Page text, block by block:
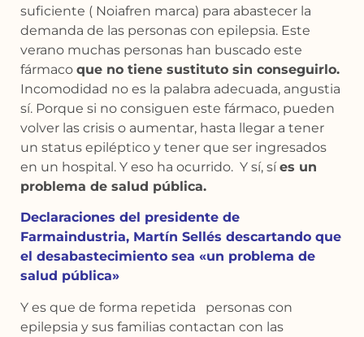
suficiente ( Noiafren marca) para abastecer la
demanda de las personas con epilepsia. Este
verano muchas personas han buscado este
fármaco que no tiene sustituto sin conseguirlo.
Incomodidad no es la palabra adecuada, angustia
sí. Porque si no consiguen este fármaco, pueden
volver las crisis o aumentar, hasta llegar a tener
un status epiléptico y tener que ser ingresados
en un hospital. Y eso ha ocurrido. Y sí, síes un
problema de salud pública.
Declaraciones del presidente de
Farmaindustria, Martín Sellés descartando que
el desabastecimiento sea «un problema de
salud pública»
Y es que de forma repetida personas con
epilepsia y sus familias contactan con las